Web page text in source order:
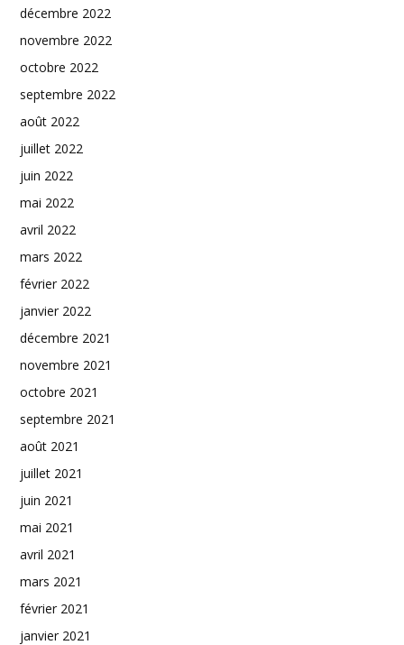
décembre 2022
novembre 2022
octobre 2022
septembre 2022
août 2022
juillet 2022
juin 2022
mai 2022
avril 2022
mars 2022
février 2022
janvier 2022
décembre 2021
novembre 2021
octobre 2021
septembre 2021
août 2021
juillet 2021
juin 2021
mai 2021
avril 2021
mars 2021
février 2021
janvier 2021